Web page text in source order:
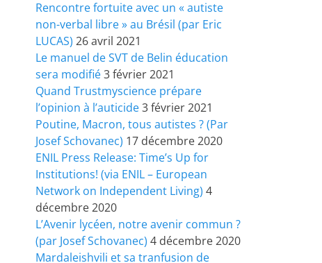
Rencontre fortuite avec un « autiste
non-verbal libre » au Brésil (par Eric
LUCAS) 26 avril 2021
Le manuel de SVT de Belin éducation
sera modifié3 février 2021
Quand Trustmyscience prépare
l’opinion à l’auticide3 février 2021
Poutine, Macron, tous autistes ? (Par
Josef Schovanec) 17 décembre 2020
ENIL Press Release: Time’s Up for
Institutions! (via ENIL – European
Network on Independent Living) 4
décembre 2020
L’Avenir lycéen, notre avenir commun ?
(par Josef Schovanec) 4 décembre 2020
Mardaleishvili et sa tranfusion de